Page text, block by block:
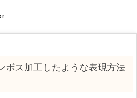
ス加工したような表現方法